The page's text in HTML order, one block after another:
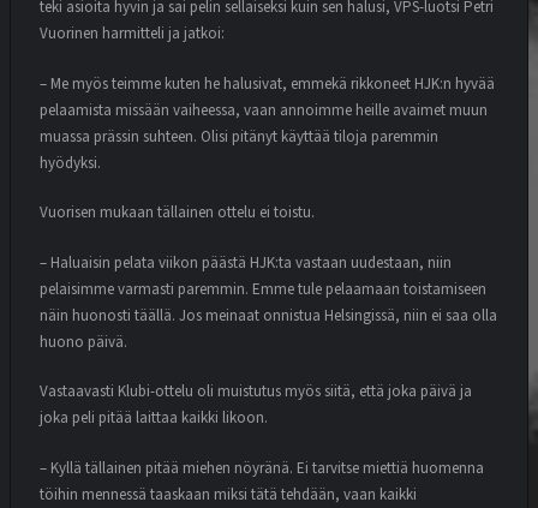
teki asioita hyvin ja sai pelin sellaiseksi kuin sen halusi, VPS-luotsi Petri
Vuorinen harmitteli ja jatkoi:
– Me myös teimme kuten he halusivat, emmekä rikkoneet HJK:n hyvää
pelaamista missään vaiheessa, vaan annoimme heille avaimet muun
muassa prässin suhteen. Olisi pitänyt käyttää tiloja paremmin
hyödyksi.
Vuorisen mukaan tällainen ottelu ei toistu.
– Haluaisin pelata viikon päästä HJK:ta vastaan uudestaan, niin
pelaisimme varmasti paremmin. Emme tule pelaamaan toistamiseen
näin huonosti täällä. Jos meinaat onnistua Helsingissä, niin ei saa olla
huono päivä.
Vastaavasti Klubi-ottelu oli muistutus myös siitä, että joka päivä ja
joka peli pitää laittaa kaikki likoon.
– Kyllä tällainen pitää miehen nöyränä. Ei tarvitse miettiä huomenna
töihin mennessä taaskaan miksi tätä tehdään, vaan kaikki